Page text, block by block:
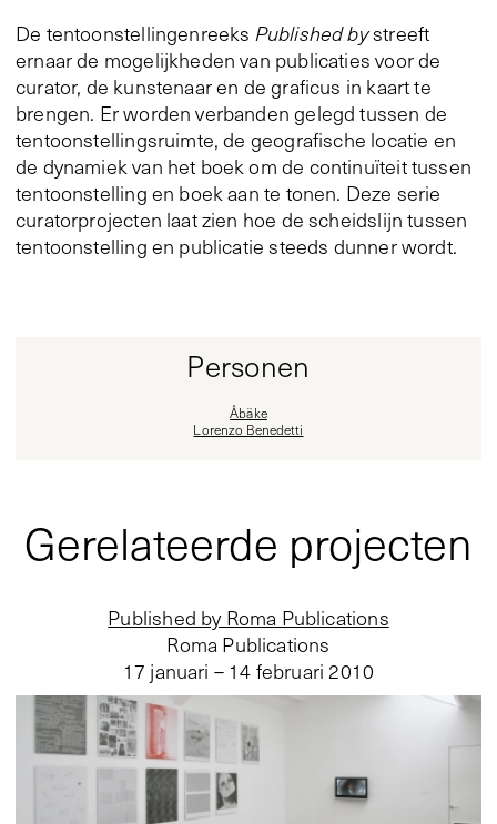
De tentoonstellingenreeks Published bystreeft
ernaar de mogelijkheden van publicaties voor de
curator, de kunstenaar en de graficus in kaart te
brengen. Er worden verbanden gelegd tussen de
tentoonstellingsruimte, de geografische locatie en
de dynamiek van het boek om de continuïteit tussen
tentoonstelling en boek aan te tonen. Deze serie
curatorprojecten laat zien hoe de scheidslijn tussen
tentoonstelling en publicatie steeds dunner wordt.
Personen
Åbäke
Lorenzo Benedetti
Gerelateerde projecten
Published by Roma Publications
Roma Publications
17 januari – 14 februari 2010